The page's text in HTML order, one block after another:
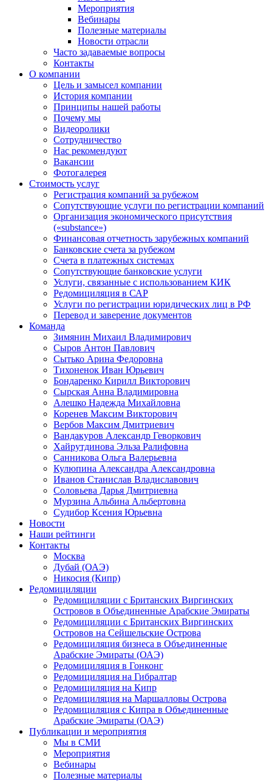
Мероприятия
Вебинары
Полезные материалы
Новости отрасли
Часто задаваемые вопросы
Контакты
О компании
Цель и замысел компании
История компании
Принципы нашей работы
Почему мы
Видеоролики
Сотрудничество
Нас рекомендуют
Вакансии
Фотогалерея
Стоимость услуг
Регистрация компаний за рубежом
Сопутствующие услуги по регистрации компаний
Организация экономического присутствия
(«substance»)
Финансовая отчетность зарубежных компаний
Банковские счета за рубежом
Счета в платежных системах
Сопутствующие банковские услуги
Услуги, связанные с использованием КИК
Редомициляция в САР
Услуги по регистрации юридических лиц в РФ
Перевод и заверение документов
Команда
Зимянин Михаил Владимирович
Сыров Антон Павлович
Сытько Арина Федоровна
Тихоненок Иван Юрьевич
Бондаренко Кирилл Викторович
Сырская Анна Владимировна
Алешко Надежда Михайловна
Коренев Максим Викторович
Вербов Максим Дмитриевич
Вандакуров Александр Геворкович
Хайрутдинова Эльза Ралифовна
Санникова Ольга Валерьевна
Кулюпина Александра Александровна
Иванов Станислав Владиславович
Соловьева Дарья Дмитриевна
Мурзина Альбина Альбертовна
Судибор Ксения Юрьевна
Новости
Наши рейтинги
Контакты
Москва
Дубай (ОАЭ)
Никосия (Кипр)
Редомициляции
Редомициляции с Британских Виргинских
Островов в Объединенные Арабские Эмираты
Редомициляции с Британских Виргинских
Островов на Сейшельские Острова
Редомициляция бизнеса в Объединенные
Арабские Эмираты (ОАЭ)
Редомициляция в Гонконг
Редомициляция на Гибралтар
Редомициляция на Кипр
Редомициляция на Маршалловы Острова
Редомициляция с Кипра в Объединенные
Арабские Эмираты (ОАЭ)
Публикации и мероприятия
Мы в СМИ
Мероприятия
Вебинары
Полезные материалы